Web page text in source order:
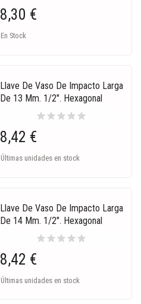
8,30 €
En Stock
Llave De Vaso De Impacto Larga
De 13 Mm. 1/2". Hexagonal
starstarstarstarstar
8,42 €
Últimas unidades en stock
Llave De Vaso De Impacto Larga
De 14 Mm. 1/2". Hexagonal
starstarstarstarstar
8,42 €
Últimas unidades en stock